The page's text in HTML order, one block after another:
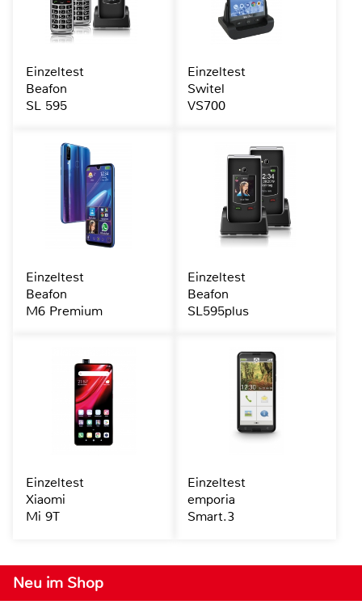
Neu im Shop
Einzeltest
Beafon
SL 595
Einzeltest
Switel
VS700
Einzeltest
Beafon
M6 Premium
Einzeltest
Beafon
SL595plus
Einzeltest
Xiaomi
Mi 9T
Einzeltest
emporia
Smart.3